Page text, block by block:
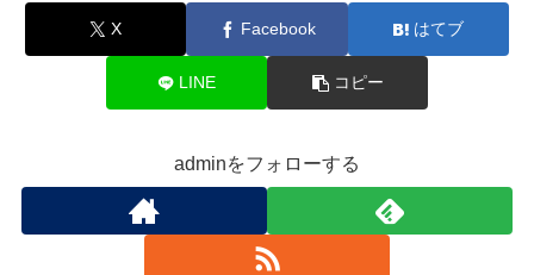
X Facebook はてブ
LINE コピー
adminをフォローする